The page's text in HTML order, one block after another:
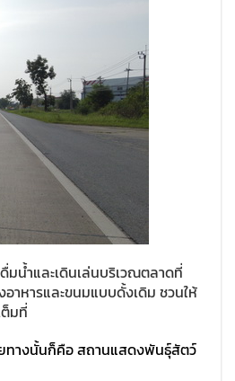
มน้ำและเดินเล่นบริเวณตลาดที่
าหารและขนมแบบดั้งเดิม ชวนให้
มที่
ทางนั้นก็คือ สถานแสดงพันธุ์สัตว์